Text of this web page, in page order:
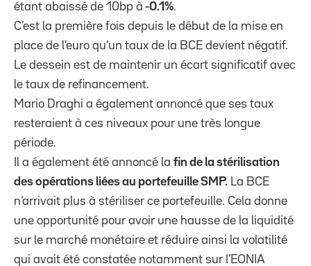
étant abaissé de 10bp à -0.1%.
C’est la première fois depuis le début de la mise en
place de l’euro qu’un taux de la BCE devient négatif.
Le dessein est de maintenir un écart significatif avec
le taux de refinancement.
Mario Draghi a également annoncé que ses taux
resteraient à ces niveaux pour une très longue
période.
Il a également été annoncé la fin de la stérilisation
des opérations liées au portefeuille SMP. La BCE
n’arrivait plus à stériliser ce portefeuille. Cela donne
une opportunité pour avoir une hausse de la liquidité
sur le marché monétaire et réduire ainsi la volatilité
qui avait été constatée notamment sur l’EONIA